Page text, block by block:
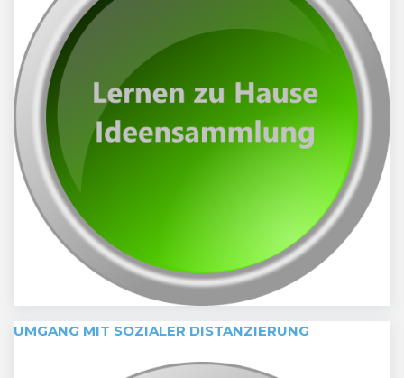
UMGANG MIT SOZIALER DISTANZIERUNG